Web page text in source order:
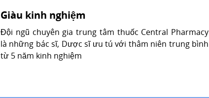
Giàu kinh nghiệm
Đội ngũ chuyên gia trung tâm thuốc Central Pharmacy
là những bác sĩ, Dược sĩ ưu tú với thâm niên trung bình
từ 5 năm kinh nghiệm